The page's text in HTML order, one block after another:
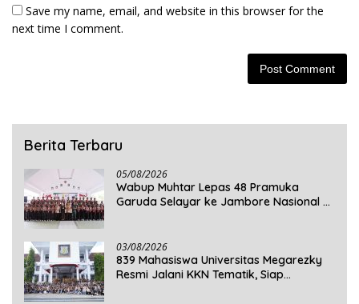
Save my name, email, and website in this browser for the
next time I comment.
Berita Terbaru
05/08/2026
Wabup Muhtar Lepas 48 Pramuka
Garuda Selayar ke Jambore Nasional XII
03/08/2026
839 Mahasiswa Universitas Megarezky
Resmi Jalani KKN Tematik, Siap